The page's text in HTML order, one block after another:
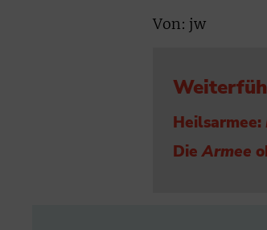
Von: jw
Heilsarmee:
DieArmee